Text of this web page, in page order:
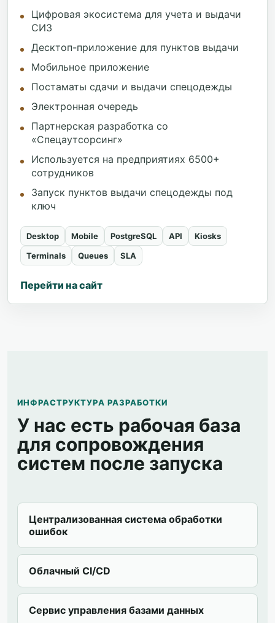
Цифровая экосистема для учета и выдачи
СИЗ
Десктоп-приложение для пунктов выдачи
Мобильное приложение
Постаматы сдачи и выдачи спецодежды
Электронная очередь
Партнерская разработка со
«Спецаутсорсинг»
Используется на предприятиях 6500+
сотрудников
Запуск пунктов выдачи спецодежды под
ключ
Desktop Mobile PostgreSQL API
Kiosks
Terminals
Queues SLA
Перейти на сайт
ИНФРАСТРУКТУРА РАЗРАБОТКИ
У нас есть рабочая база
для сопровождения
систем после запуска
Централизованная система обработки
ошибок
Облачный CI/CD
Сервис управления базами данных